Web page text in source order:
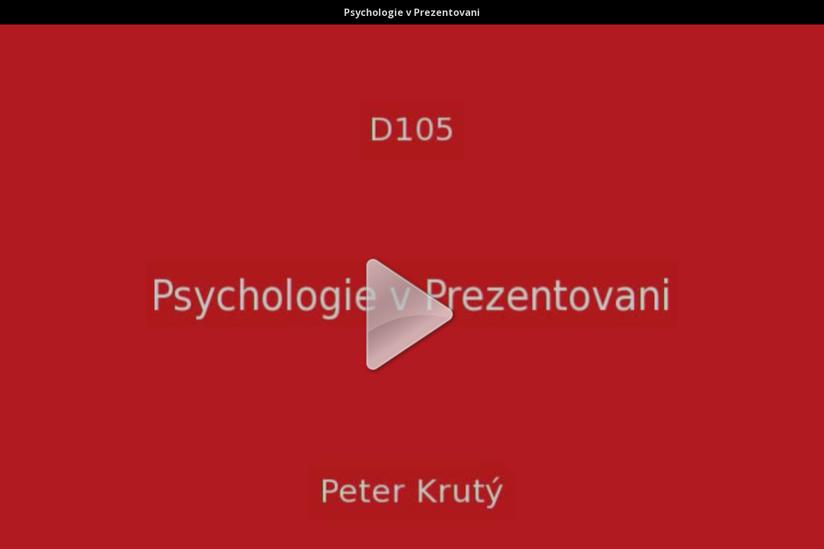
Psychologie v Prezentovani